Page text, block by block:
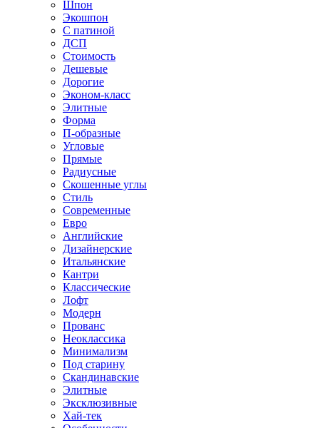
Шпон
Экошпон
С патиной
ДСП
Стоимость
Дешевые
Дорогие
Эконом-класс
Элитные
Форма
П-образные
Угловые
Прямые
Радиусные
Скошенные углы
Стиль
Современные
Евро
Английские
Дизайнерские
Итальянские
Кантри
Классические
Лофт
Модерн
Прованс
Неоклассика
Минимализм
Под старину
Скандинавские
Элитные
Эксклюзивные
Хай-тек